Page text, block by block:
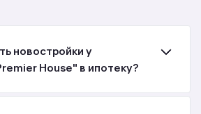
новостройки у
House" в ипотеку?